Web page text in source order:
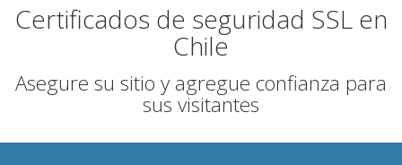
Certificados de seguridad SSL en
Chile
Asegure su sitio y agregue confianza para
sus visitantes